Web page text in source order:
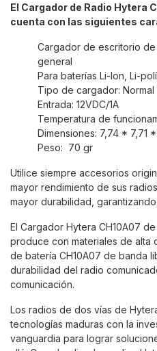
El Cargador de Radio Hytera
cuenta con las siguientes
Cargador de escritorio
general
Para baterías Li-Ion, Li-
Tipo de cargador: Normal
Entrada: 12VDC/1A
Temperatura de
Dimensiones: 7,74 * 7,71
Peso: 70 gr
Utilice siempre accesorios
mayor rendimiento de sus
mayor durabilidad,
El Cargador Hytera CH10A07
produce con materiales de alta
de batería CH10A07 de banda
durabilidad del radio
comunicación.
Los radios de dos vías de
tecnologías maduras con la
vanguardia para lograr